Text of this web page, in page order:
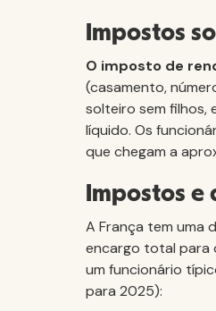
Impostos
O imposto de
(casamento,
solteiro sem filhos,
líquido. Os
que chegam a
Impostos
A França tem uma
encargo total para
um funcionário
para 2025):